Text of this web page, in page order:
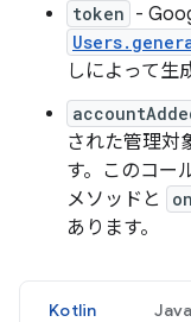
token -
しによって生
された管理対
す。このコー
メソッドと
あります。
Kotlin Java